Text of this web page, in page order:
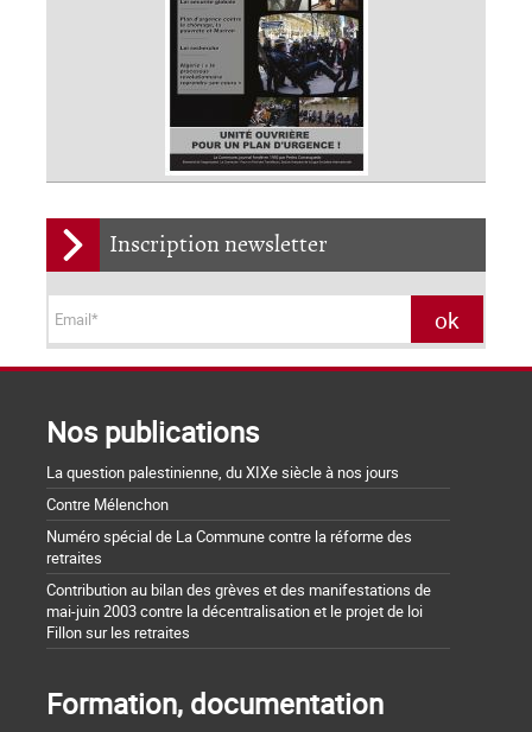
Inscription newsletter
Nos publications
La question palestinienne, du XIXe siècle à nos jours
Contre Mélenchon
Numéro spécial de La Commune contre la réforme des
retraites
Contribution au bilan des grèves et des manifestations de
mai-juin 2003 contre la décentralisation et le projet de loi
Fillon sur les retraites
Formation, documentation